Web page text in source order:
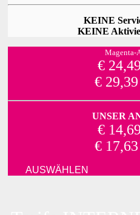
KEINE
KEINE
Magenta-
€
€
UNSER
€
€
AUSWÄHLEN